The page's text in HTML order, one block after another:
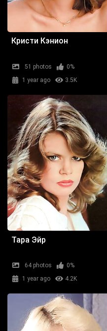
Кристи Кэнион
51 photos
0%
1 year ago
3.5K
Тара Эйр
64 photos
0%
1 year ago
4.2K